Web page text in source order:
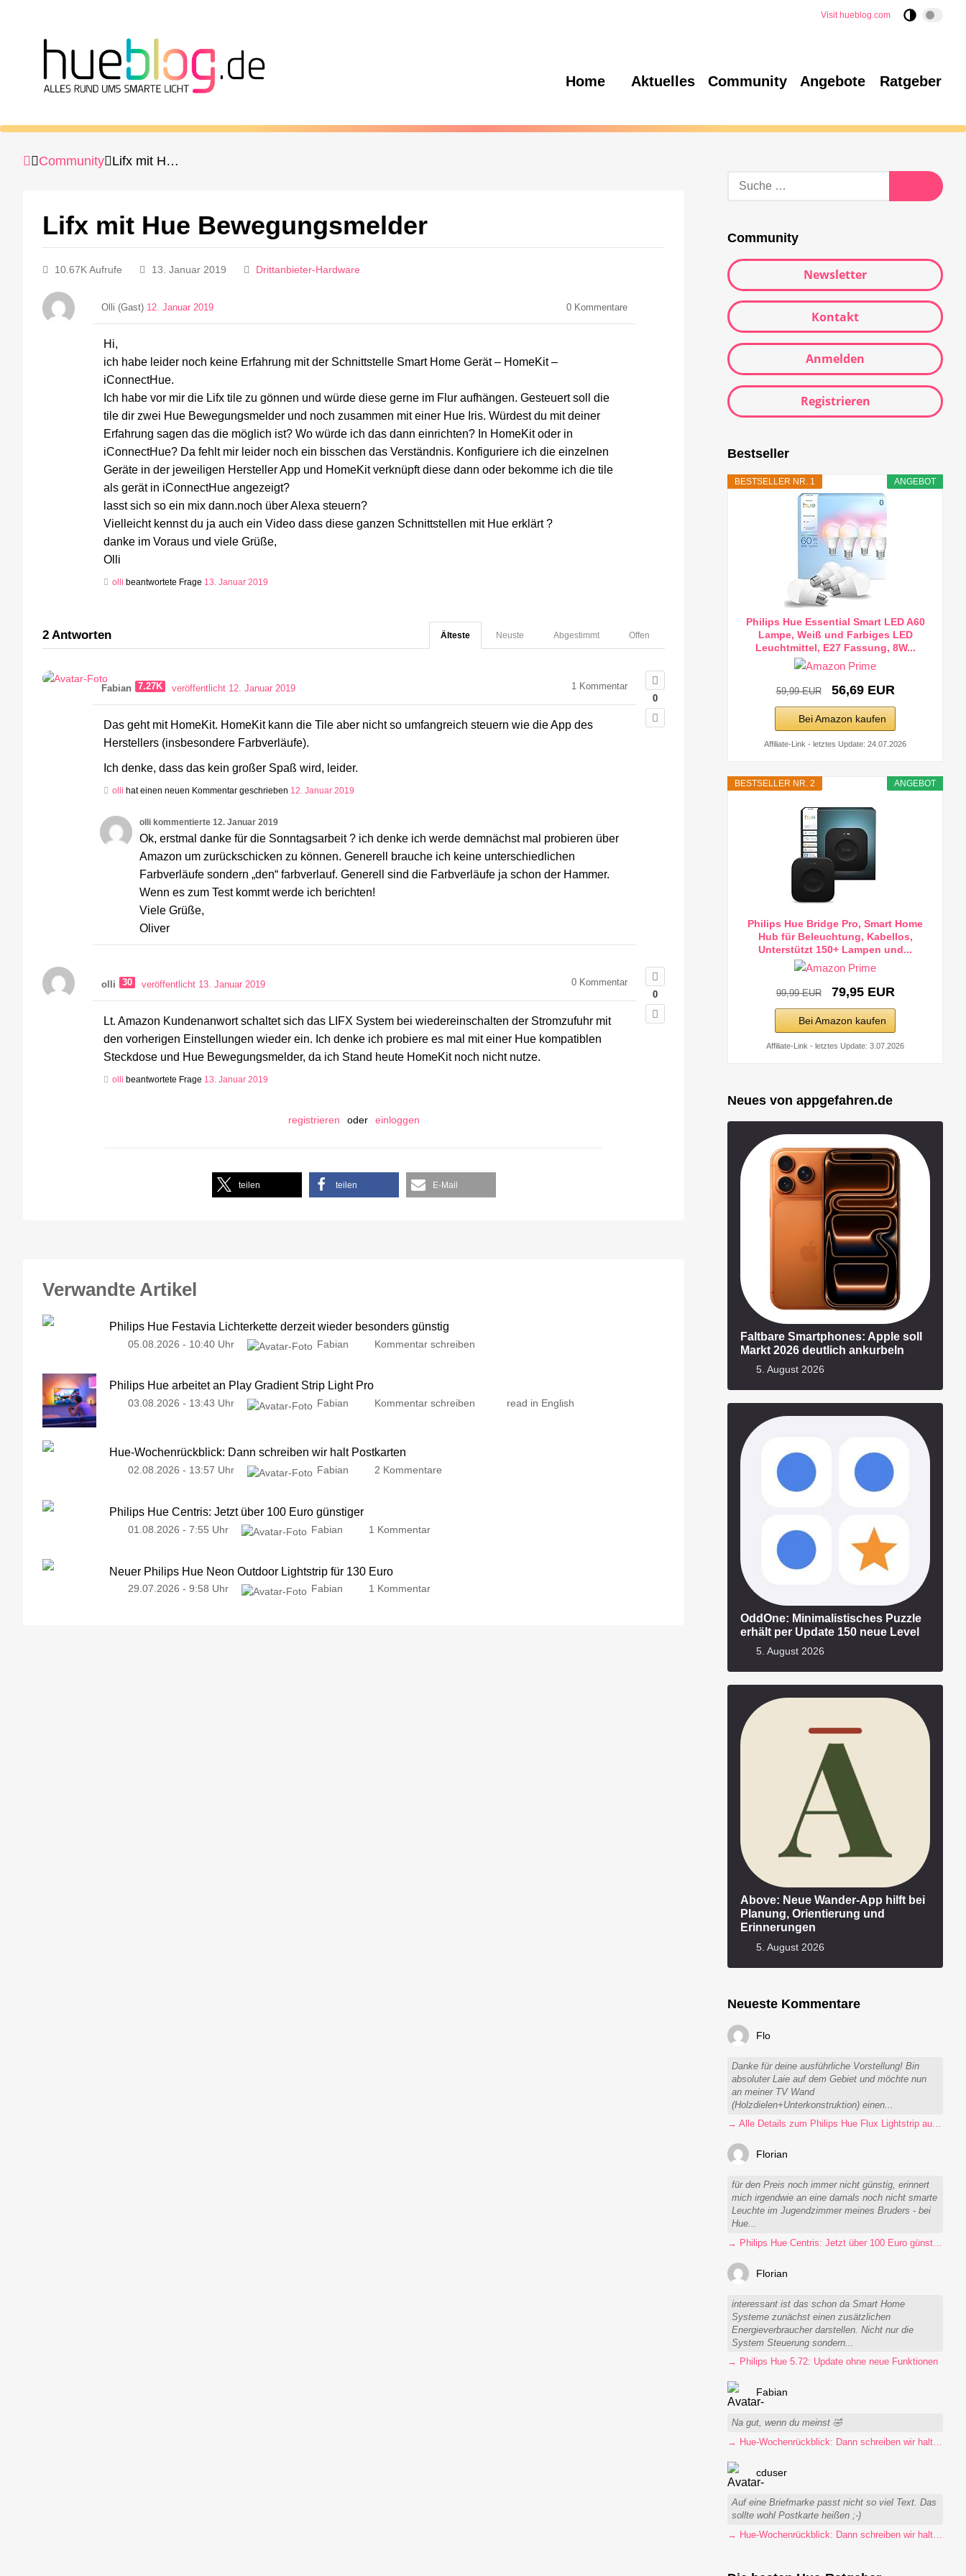
Visit hueblog.com
Home Aktuelles Community Angebote Ratgeber
Community Lifx mit Hue Bewegungsmelder
Lifx mit Hue Bewegungsmelder
10.67K Aufrufe 13. Januar 2019 Drittanbieter-Hardware
Olli (Gast) 12. Januar 2019 0 Kommentare
Hi,
ich habe leider noch keine Erfahrung mit der Schnittstelle Smart Home Gerät – HomeKit –
iConnectHue.
Ich habe vor mir die Lifx tile zu gönnen und würde diese gerne im Flur aufhängen. Gesteuert soll die
tile dir zwei Hue Bewegungsmelder und noch zusammen mit einer Hue Iris. Würdest du mit deiner
Erfahrung sagen das die möglich ist? Wo würde ich das dann einrichten? In HomeKit oder in
iConnectHue? Da fehlt mir leider noch ein bisschen das Verständnis. Konfiguriere ich die einzelnen
Geräte in der jeweiligen Hersteller App und HomeKit verknüpft diese dann oder bekomme ich die tile
als gerät in iConnectHue angezeigt?
lasst sich so ein mix dann.noch über Alexa steuern?
Vielleicht kennst du ja auch ein Video dass diese ganzen Schnittstellen mit Hue erklärt ?
danke im Voraus und viele Grüße,
Olli
olli beantwortete Frage 13. Januar 2019
2 Antworten Offen
Abgestimmt
Neuste
Älteste
0
Fabian 7.27K veröffentlicht 12. Januar 2019 1 Kommentar
Das geht mit HomeKit. HomeKit kann die Tile aber nicht so umfangreich steuern wie die App des
Herstellers (insbesondere Farbverläufe).
Ich denke, dass das kein großer Spaß wird, leider.
olli hat einen neuen Kommentar geschrieben 12. Januar 2019
olli kommentierte 12. Januar 2019
Ok, erstmal danke für die Sonntagsarbeit ? ich denke ich werde demnächst mal probieren über
Amazon um zurückschicken zu können. Generell brauche ich keine unterschiedlichen
Farbverläufe sondern „den“ farbverlauf. Generell sind die Farbverläufe ja schon der Hammer.
Wenn es zum Test kommt werde ich berichten!
Viele Grüße,
Oliver
0
olli 30 veröffentlicht 13. Januar 2019 0 Kommentar
Lt. Amazon Kundenanwort schaltet sich das LIFX System bei wiedereinschalten der Stromzufuhr mit
den vorherigen Einstellungen wieder ein. Ich denke ich probiere es mal mit einer Hue kompatiblen
Steckdose und Hue Bewegungsmelder, da ich Stand heute HomeKit noch nicht nutze.
olli beantwortete Frage 13. Januar 2019
registrieren oder einloggen
teilen teilen E-Mail
Verwandte Artikel
Philips Hue Festavia Lichterkette derzeit wieder besonders günstig
05.08.2026 - 10:40 Uhr Fabian Kommentar schreiben
Philips Hue arbeitet an Play Gradient Strip Light Pro
03.08.2026 - 13:43 Uhr Fabian Kommentar schreiben read in English
Hue-Wochenrückblick: Dann schreiben wir halt Postkarten
02.08.2026 - 13:57 Uhr Fabian 2 Kommentare
Philips Hue Centris: Jetzt über 100 Euro günstiger
01.08.2026 - 7:55 Uhr Fabian 1 Kommentar
Neuer Philips Hue Neon Outdoor Lightstrip für 130 Euro
29.07.2026 - 9:58 Uhr Fabian 1 Kommentar
Community
Newsletter
Kontakt
Anmelden
Registrieren
Bestseller
ANGEBOT
BESTSELLER NR. 1
Philips Hue Essential Smart LED A60
Lampe, Weiß und Farbiges LED
Leuchtmittel, E27 Fassung, 8W...
59,99 EUR 56,69 EUR
Bei Amazon kaufen
Affiliate-Link - letztes Update: 24.07.2026
ANGEBOT
BESTSELLER NR. 2
Philips Hue Bridge Pro, Smart Home
Hub für Beleuchtung, Kabellos,
Unterstützt 150+ Lampen und...
99,99 EUR 79,95 EUR
Bei Amazon kaufen
Affiliate-Link - letztes Update: 3.07.2026
Neues von appgefahren.de
Faltbare Smartphones: Apple soll
Markt 2026 deutlich ankurbeln
5. August 2026
OddOne: Minimalistisches Puzzle
erhält per Update 150 neue Level
5. August 2026
Above: Neue Wander-App hilft bei
Planung, Orientierung und
Erinnerungen
5. August 2026
Neueste Kommentare
Flo
Danke für deine ausführliche Vorstellung! Bin
absoluter Laie auf dem Gebiet und möchte nun
an meiner TV Wand
(Holzdielen+Unterkonstruktion) einen...
→ Alle Details zum Philips Hue Flux Lightstrip auf einen Blick
Florian
für den Preis noch immer nicht günstig, erinnert
mich irgendwie an eine damals noch nicht smarte
Leuchte im Jugendzimmer meines Bruders - bei
Hue...
→ Philips Hue Centris: Jetzt über 100 Euro günstiger
Florian
interessant ist das schon da Smart Home
Systeme zunächst einen zusätzlichen
Energieverbraucher darstellen. Nicht nur die
System Steuerung sondern...
→ Philips Hue 5.72: Update ohne neue Funktionen
Fabian
Na gut, wenn du meinst 🤣
cduser
Auf eine Briefmarke passt nicht so viel Text. Das
sollte wohl Postkarte heißen ;-)
→ Hue-Wochenrückblick: Dann schreiben wir halt Postkarten